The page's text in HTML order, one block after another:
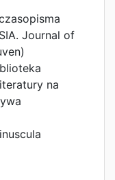
Journal of
na